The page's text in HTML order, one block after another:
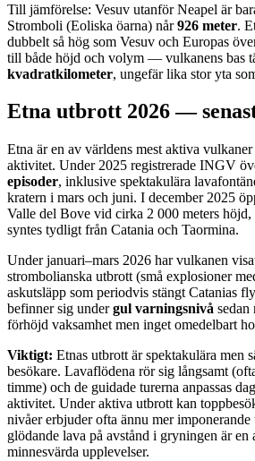
Till jämförelse: Vesuv utanför Neapel är
Stromboli (Eoliska öarna) når926 meter.
dubbelt så hög som Vesuv och Europas
till både höjd och volym — vulkanens bas
kvadratkilometer, ungefär lika stor yta
Etna utbrott 2026 —
Etna är en av världens mest aktiva
aktivitet. Under 2025 registrerade INGV
episoder, inklusive spektakulära
kratern i mars och juni. I december 2025
Valle del Bove vid cirka 2 000 meters
syntes tydligt från Catania och Taormina.
Under januari–mars 2026 har vulkanen
strombolianska utbrott (små explosioner
askutsläpp som periodvis stängt Catanias
befinner sig undergul varningsnivå sedan
förhöjd vaksamhet men inget omedelbart
Viktigt: Etnas utbrott är spektakulära men
besökare. Lavaflödena rör sig långsamt
timme) och de guidade turerna anpassas
aktivitet. Under aktiva utbrott kan
nivåer erbjuder ofta ännu mer
glödande lava på avstånd i gryningen är en
minnesvärda upplevelser.